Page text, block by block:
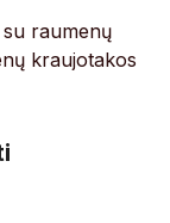
su raumenų
kraujotakos